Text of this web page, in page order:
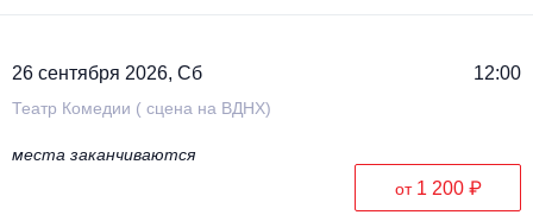
26 сентября 2026, Сб 12:00
Театр Комедии ( сцена на ВДНХ)
места заканчиваются
от 1 200 ₽